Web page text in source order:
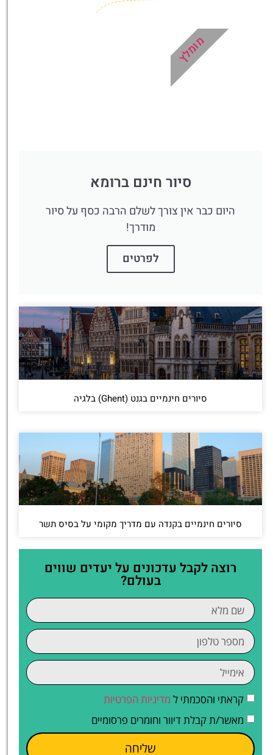
סיור חינם ברומא
היום כבר אין צורך לשלם הרבה כסף על סיור
מודרך!
לפרטים
מומלץ
סיורים חינמיים בגנט (Ghent) בלגיה
סיורים חינמיים בקנדה עם מדריך מקומי על בסיס תשר
רוצה לקבל עדכונים על יעדים שווים
בעולם?
קראתי והסכמתי ל מדיניות הפרטיות
מאשר/ת קבלת דיוור וחומרים פרסומיים
שליחה